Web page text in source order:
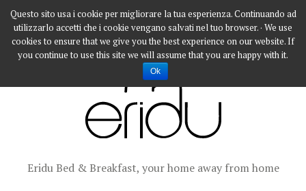
Eridu Bed & Breakfast, your home away from home
Questo sito usa i cookie per migliorare la tua esperienza. Continuando ad
utilizzarlo accetti che i cookie vengano salvati nel tuo browser. · We use
cookies to ensure that we give you the best experience on our website. If
you continue to use this site we will assume that you are happy with it.
Ok